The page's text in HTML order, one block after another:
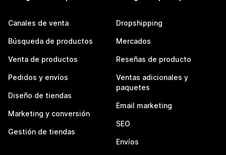
Canales de venta
Búsqueda de productos
Venta de productos
Pedidos y envíos
Diseño de tiendas
Marketing y conversión
Gestión de tiendas
Dropshipping
Mercados
Reseñas de producto
Ventas adicionales y
paquetes
Email marketing
SEO
Envíos